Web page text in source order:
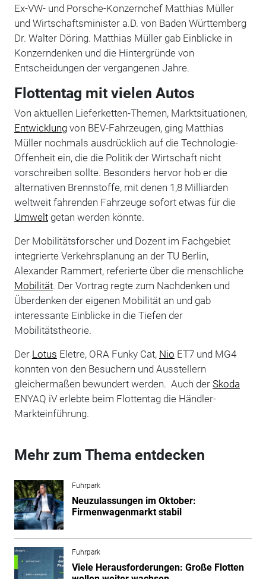
Ex-VW- und Porsche-Konzernchef Matthias Müller
und Wirtschaftsminister a.D. von Baden Württemberg
Dr. Walter Döring. Matthias Müller gab Einblicke in
Konzerndenken und die Hintergründe von
Entscheidungen der vergangenen Jahre.
Flottentag mit vielen Autos
Von aktuellen Lieferketten-Themen, Marktsituationen,
Entwicklungvon BEV-Fahrzeugen, ging Matthias
Müller nochmals ausdrücklich auf die Technologie-
Offenheit ein, die die Politik der Wirtschaft nicht
vorschreiben sollte. Besonders hervor hob er die
alternativen Brennstoffe, mit denen 1,8 Milliarden
weltweit fahrenden Fahrzeuge sofort etwas für die
Umweltgetan werden könnte.
Der Mobilitätsforscher und Dozent im Fachgebiet
integrierte Verkehrsplanung an der TU Berlin,
Alexander Rammert, referierte über die menschliche
Mobilität. Der Vortrag regte zum Nachdenken und
Überdenken der eigenen Mobilität an und gab
interessante Einblicke in die Tiefen der
Mobilitätstheorie.
Der Lotus Eletre, ORA Funky Cat, Nio ET7 und MG4
konnten von den Besuchern und Ausstellern
gleichermaßen bewundert werden. Auch der Skoda
ENYAQ iV erlebte beim Flottentag die Händler-
Markteinführung.
Mehr zum Thema entdecken
Fuhrpark
Neuzulassungen im Oktober:
Firmenwagenmarkt stabil
Fuhrpark
Viele Herausforderungen: Große Flotten